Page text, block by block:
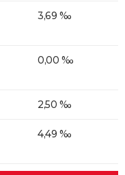
3,69 ‰
0,00 ‰
2,50 ‰
4,49 ‰